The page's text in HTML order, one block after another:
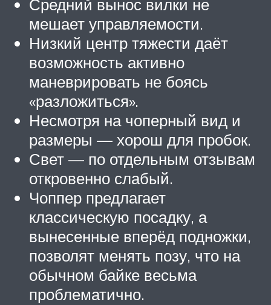
Средний вынос вилки не
мешает управляемости.
Низкий центр тяжести даёт
возможность активно
маневрировать не боясь
«разложиться».
Несмотря на чоперный вид и
размеры — хорош для пробок.
Свет — по отдельным отзывам
откровенно слабый.
Чоппер предлагает
классическую посадку, а
вынесенные вперёд подножки,
позволят менять позу, что на
обычном байке весьма
проблематично.